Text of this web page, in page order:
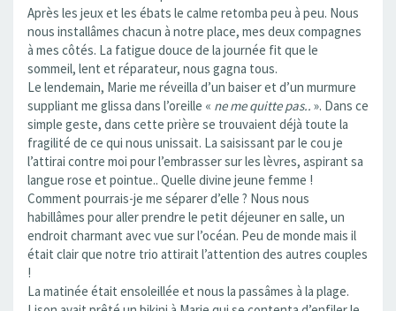
Après les jeux et les ébats le calme retomba peu à peu. Nous
nous installâmes chacun à notre place, mes deux compagnes
à mes côtés. La fatigue douce de la journée fit que le
sommeil, lent et réparateur, nous gagna tous.
Le lendemain, Marie me réveilla d’un baiser et d’un murmure
suppliant me glissa dans l’oreille « ne me quitte pas.. ». Dans ce
simple geste, dans cette prière se trouvaient déjà toute la
fragilité de ce qui nous unissait. La saisissant par le cou je
l’attirai contre moi pour l’embrasser sur les lèvres, aspirant sa
langue rose et pointue.. Quelle divine jeune femme !
Comment pourrais-je me séparer d’elle ? Nous nous
habillâmes pour aller prendre le petit déjeuner en salle, un
endroit charmant avec vue sur l’océan. Peu de monde mais il
était clair que notre trio attirait l’attention des autres couples
!
La matinée était ensoleillée et nous la passâmes à la plage.